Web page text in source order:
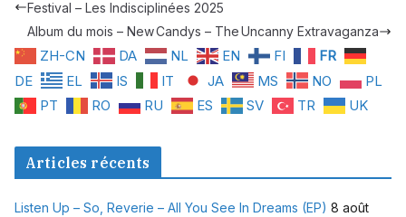
Festival – Les Indisciplinées 2025
Album du mois – New Candys – The Uncanny Extravaganza
ZH-CN DA NL EN FI
FR
DE
EL IS IT JA MS NO
PL
PT
RO RU ES SV TR UK
Articles récents
Listen Up – So, Reverie – All You See In Dreams (EP) 8 août